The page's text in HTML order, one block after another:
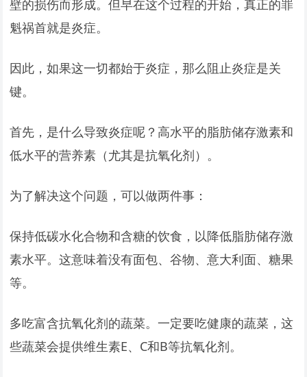
壁的损伤而形成。但早在这个过程的开始，真正的罪
魁祸首就是炎症。
因此，如果这一切都始于炎症，那么阻止炎症是关
键。
首先，是什么导致炎症呢？高水平的脂肪储存激素和
低水平的营养素（尤其是抗氧化剂）。
为了解决这个问题，可以做两件事：
保持低碳水化合物和含糖的饮食，以降低脂肪储存激
素水平。这意味着没有面包、谷物、意大利面、糖果
等。
多吃富含抗氧化剂的蔬菜。一定要吃健康的蔬菜，这
些蔬菜会提供维生素E、C和B等抗氧化剂。